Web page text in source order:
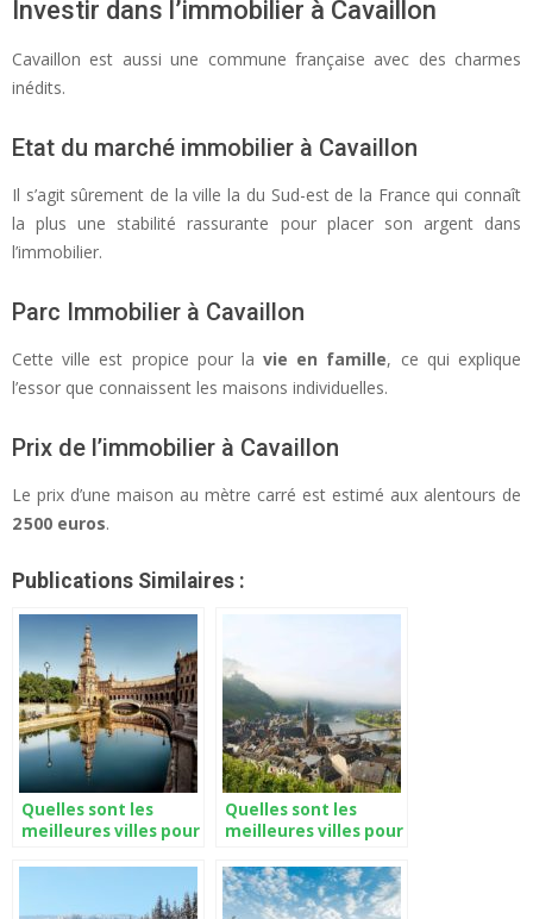
Investir dans l’immobilier à Cavaillon
Cavaillon est aussi une commune française avec des charmes
inédits.
Etat du marché immobilier à Cavaillon
Il s’agit sûrement de la ville la du Sud-est de la France qui connaît
la plus une stabilité rassurante pour placer son argent dans
l’immobilier.
Parc Immobilier à Cavaillon
Cette ville est propice pour lavie en famille, ce qui explique
l’essor que connaissent les maisons individuelles.
Prix de l’immobilier à Cavaillon
Le prix d’une maison au mètre carré est estimé aux alentours de
2 500 euros.
Publications Similaires :
Quelles sont les
meilleures villes pour
l’immobilier en
Quelles sont les
meilleures villes pour
l’immobilier en
Meurthe-et-Moselle